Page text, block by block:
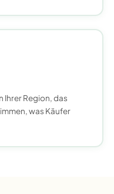
Ihrer Region, das
was Käufer